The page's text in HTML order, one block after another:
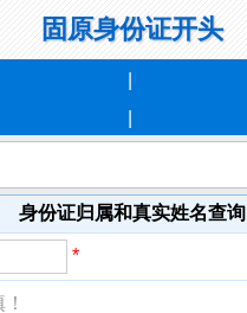
固原身份证开头
身份证归属和真实姓名查询
*